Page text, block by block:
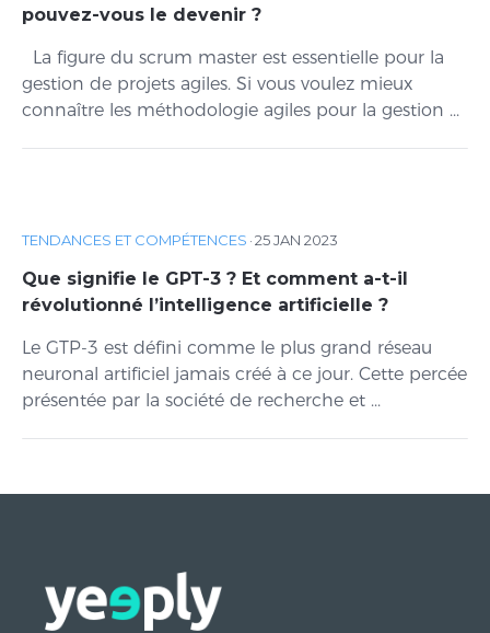
pouvez-vous le devenir ?
La figure du scrum master est essentielle pour la
gestion de projets agiles. Si vous voulez mieux
connaître les méthodologie agiles pour la gestion ...
TENDANCES ET COMPÉTENCES ·25 JAN 2023
Que signifie le GPT-3 ? Et comment a-t-il
révolutionné l’intelligence artificielle ?
Le GTP-3 est défini comme le plus grand réseau
neuronal artificiel jamais créé à ce jour. Cette percée
présentée par la société de recherche et ...